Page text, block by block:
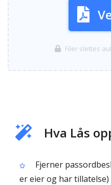
Filer slettes
Hva Lås
Fjerner
er eier og har tillatelse)